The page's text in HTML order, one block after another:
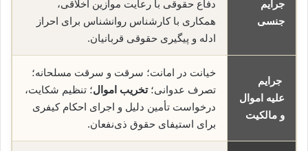
جرایم
جنسی
دفاع حقوقی با رعایت موازین اخلاقی،
همکاری با کارشناس روانشناس برای احراز
ادله و پیگیری حقوقی قربانیان.
جرایم
علیه اموال
و مالکیت
خیانت در امانت؛ سرقت و سرقت مسلحانه؛
تصرف عدوانی؛تخریب اموال؛ تنظیم شکایت،
درخواست تأمین دلیل و اجرای احکام کیفری
برای استیفای حقوق ذی‌نفعان.